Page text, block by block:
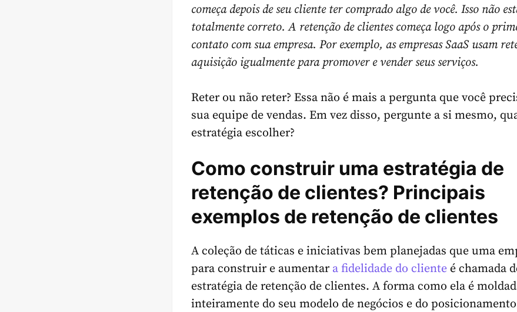
começa depois de seu cliente ter comprado algo de você. Isso não
totalmente correto. A retenção de clientes começa logo após o
contato com sua empresa. Por exemplo, as empresas SaaS usam
aquisição igualmente para promover e vender seus serviços.
Reter ou não reter? Essa não é mais a pergunta que você
sua equipe de vendas. Em vez disso, pergunte a si mesmo,
estratégia escolher?
Como construir uma estratégia de
retenção de clientes? Principais
exemplos de retenção de clientes
A coleção de táticas e iniciativas bem planejadas que uma
para construir e aumentar a fidelidade do cliente é chamada
estratégia de retenção de clientes. A forma como ela é
inteiramente do seu modelo de negócios e do